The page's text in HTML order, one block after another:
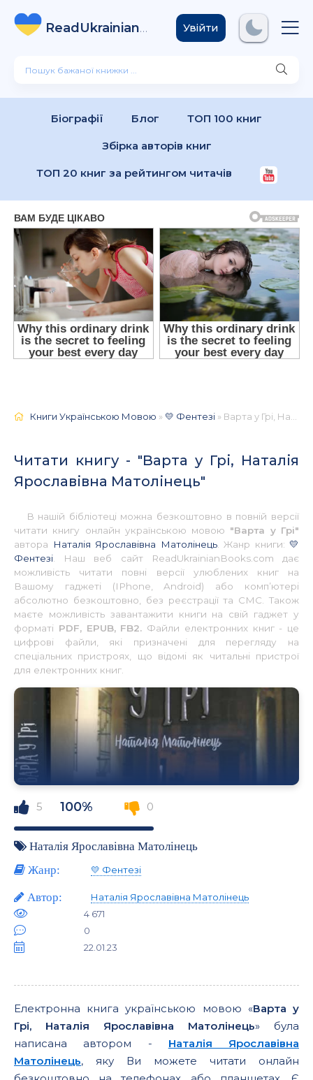
ReadUkrainian
Books .com
Увійти
Біографії Блог ТОП 100 книг
Збірка авторів книг
ТОП 20 книг за рейтингом читачів
Книги Українською Мовою »💛 Фентезі » Варта у Грі, Наталія Ярославівна Матолінець 📚 - Українською
Читати книгу - "Варта у Грі, Наталія
Ярославівна Матолінець"
В нашій бібліотеці можна безкоштовно в повній версії
читати книгу онлайн українською мовою "Варта у Грі"
автора
Наталія Ярославівна Матолінець. Жанр книги: 💛
Фентезі . Наш веб сайт ReadUkrainianBooks.com дає
можливість читати повні версії улюблених книг на
Вашому гаджеті (IPhone, Android) або комп’ютері
абсолютно безкоштовно, без реєстрації та СМС. Також
маєте можливість завантажити книги на свій гаджет у
форматі PDF, EPUB, FB2. Файли електронних книг - це
цифрові файли, які призначені для перегляду на
спеціальних пристроях, що відомі як читальні пристрої
для електронних книг.
5 100% 0
Наталія Ярославівна Матолінець
Жанр:
💛 Фентезі
Автор:
Наталія Ярославівна Матолінець
4 671
0
22.01.23
Електронна книга українською мовою «Варта у
Грі, Наталія Ярославівна Матолінець» була
написана автором - Наталія Ярославівна
Матолінець, яку Ви можете читати онлайн